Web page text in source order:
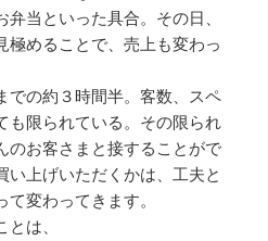
当といった具合。その日、
極めることで、売上も変わっ
での約３時間半。客数、スペ
も限られている。その限られ
のお客さまと接することがで
い上げいただくかは、工夫と
変わってきます。
は、